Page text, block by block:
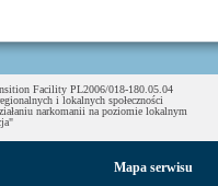
Facility PL2006/018-180.05.04
i lokalnych społeczności
narkomanii na poziomie lokalnym
Mapa serwisu